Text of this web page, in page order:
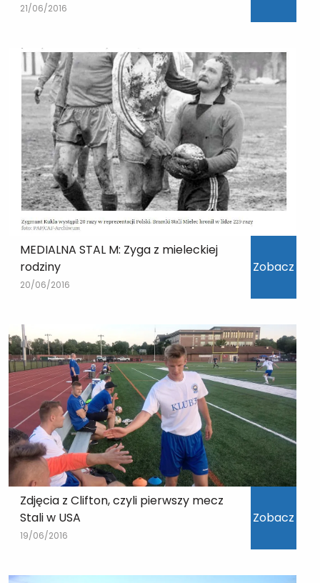
21/06/2016
MEDIALNA STAL M: Zyga z mieleckiej
rodziny
20/06/2016
Zobacz
Zdjęcia z Clifton, czyli pierwszy mecz
Stali w USA
19/06/2016
Zobacz